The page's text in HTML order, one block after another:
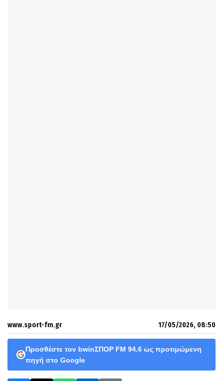
www.sport-fm.gr 17/05/2026, 08:50
Προσθέστε τον bwinΣΠΟΡ FM 94.6 ως προτιμώμενη
πηγή στο Google